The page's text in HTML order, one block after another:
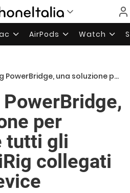
AirPods Watch
una soluzione per alimentare tutti gli accessori iRig collegati ai nostri device
per
tutti gli
collegati